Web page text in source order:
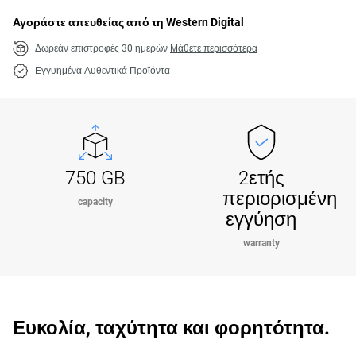
Αγοράστε απευθείας από τη Western Digital
Δωρεάν επιστροφές 30 ημερών Μάθετε περισσότερα
Εγγυημένα Αυθεντικά Προϊόντα
750 GB
capacity
2ετής
περιορισμένη
εγγύηση
warranty
Ευκολία, ταχύτητα και φορητότητα.